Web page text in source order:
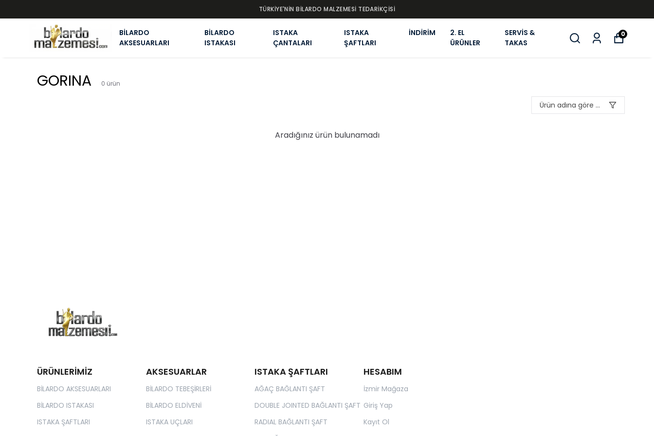
TÜRKİYE'NİN BİLARDO MALZEMESİ TEDARİKÇİSİ
BİLARDO
AKSESUARLARI
BİLARDO
ISTAKASI
ISTAKA
ÇANTALARI
ISTAKA
ŞAFTLARI
İNDİRİM
2. EL
ÜRÜNLER
SERVİS &
TAKAS
0
GORINA 0 ürün
Ürün adına göre A-Z
Aradığınız ürün bulunamadı
ÜRÜNLERİMİZ
BİLARDO AKSESUARLARI
BİLARDO ISTAKASI
ISTAKA ŞAFTLARI
AKSESUARLAR
BİLARDO TEBEŞİRLERİ
BİLARDO ELDİVENİ
ISTAKA UÇLARI
ISTAKA ŞAFTLARI
AĞAÇ BAĞLANTI ŞAFT
DOUBLE JOINTED BAĞLANTI ŞAFT
RADIAL BAĞLANTI ŞAFT
HESABIM
İzmir Mağaza
Giriş Yap
Kayıt Ol